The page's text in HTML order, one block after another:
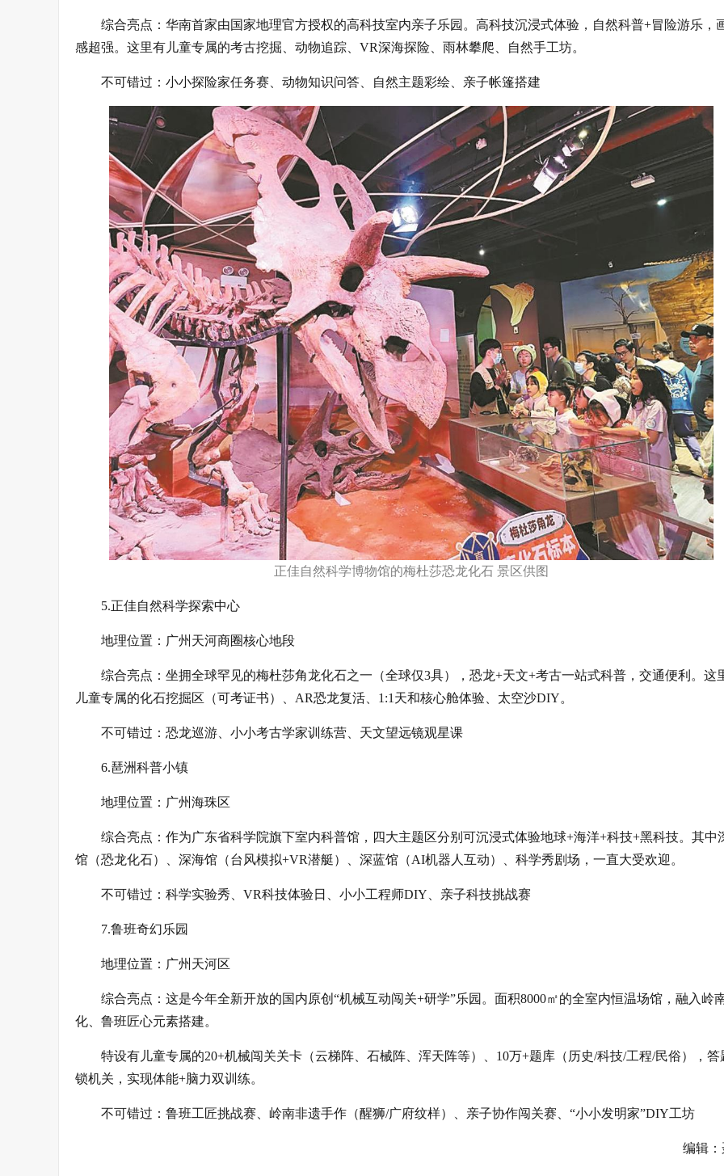
综合亮点：华南首家由国家地理官方授权的高科技室内亲子乐园。高科技沉浸式体验，自然科普+冒险游乐，
感超强。这里有儿童专属的考古挖掘、动物追踪、VR深海探险、雨林攀爬、自然手工坊。
不可错过：小小探险家任务赛、动物知识问答、自然主题彩绘、亲子帐篷搭建
正佳自然科学博物馆的梅杜莎恐龙化石 景区供图
5.正佳自然科学探索中心
地理位置：广州天河商圈核心地段
综合亮点：坐拥全球罕见的梅杜莎角龙化石之一（全球仅3具），恐龙+天文+考古一站式科普，交通便利。这
儿童专属的化石挖掘区（可考证书）、AR恐龙复活、1:1天和核心舱体验、太空沙DIY。
不可错过：恐龙巡游、小小考古学家训练营、天文望远镜观星课
6.琶洲科普小镇
地理位置：广州海珠区
综合亮点：作为广东省科学院旗下室内科普馆，四大主题区分别可沉浸式体验地球+海洋+科技+黑科技。其中
馆（恐龙化石）、深海馆（台风模拟+VR潜艇）、深蓝馆（AI机器人互动）、科学秀剧场，一直大受欢迎。
不可错过：科学实验秀、VR科技体验日、小小工程师DIY、亲子科技挑战赛
7.鲁班奇幻乐园
地理位置：广州天河区
综合亮点：这是今年全新开放的国内原创“机械互动闯关+研学”乐园。面积8000㎡的全室内恒温场馆，融入岭
化、鲁班匠心元素搭建。
特设有儿童专属的20+机械闯关关卡（云梯阵、石械阵、浑天阵等）、10万+题库（历史/科技/工程/民俗），答
锁机关，实现体能+脑力双训练。
不可错过：鲁班工匠挑战赛、岭南非遗手作（醒狮/广府纹样）、亲子协作闯关赛、“小小发明家”DIY工坊
编辑